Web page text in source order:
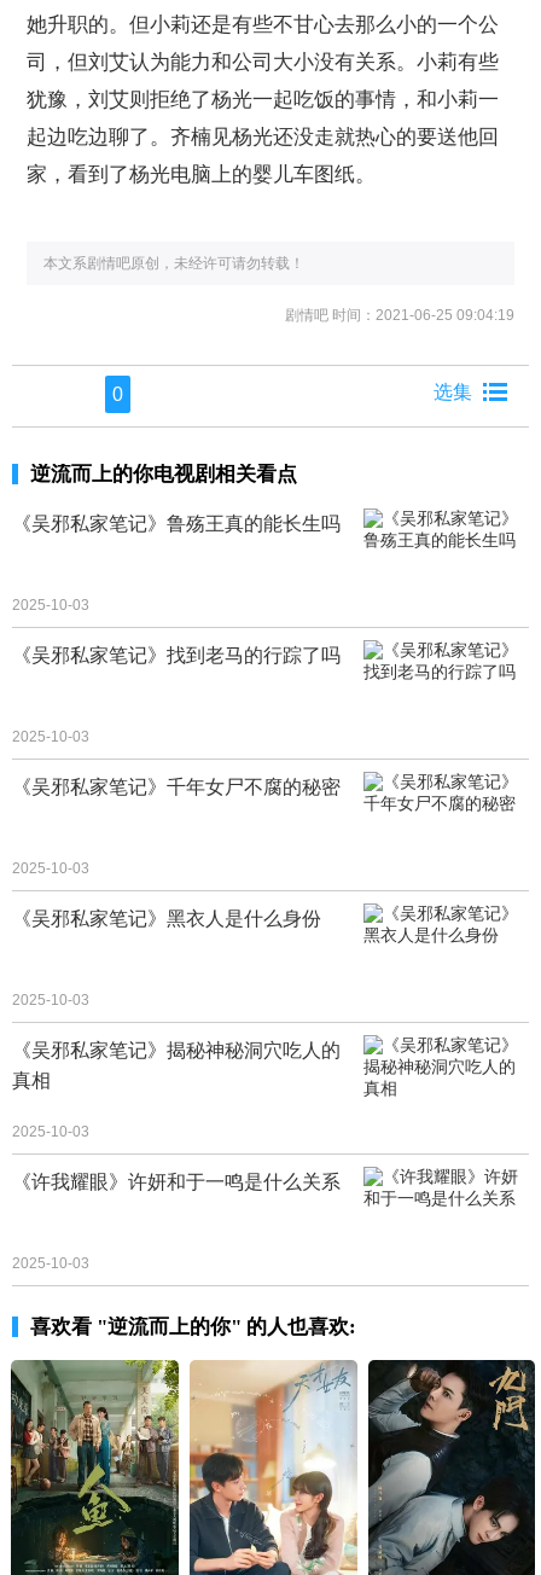
她升职的。但小莉还是有些不甘心去那么小的一个公
司，但刘艾认为能力和公司大小没有关系。小莉有些
犹豫，刘艾则拒绝了杨光一起吃饭的事情，和小莉一
起边吃边聊了。齐楠见杨光还没走就热心的要送他回
家，看到了杨光电脑上的婴儿车图纸。
本文系剧情吧原创，未经许可请勿转载！
剧情吧时间：2021-06-25 09:04:19
0
逆流而上的你电视剧相关看点
《吴邪私家笔记》鲁殇王真的能长生吗
2025-10-03
《吴邪私家笔记》找到老马的行踪了吗
2025-10-03
《吴邪私家笔记》千年女尸不腐的秘密
2025-10-03
《吴邪私家笔记》黑衣人是什么身份
2025-10-03
《吴邪私家笔记》揭秘神秘洞穴吃人的
真相
2025-10-03
《许我耀眼》许妍和于一鸣是什么关系
2025-10-03
喜欢看 "逆流而上的你" 的人也喜欢: